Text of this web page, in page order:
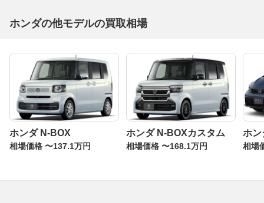
ホンダの他モデルの買取相場
ホンダ N-BOX
相場価格 〜137.1万円
ホンダ N-BOXカスタム
相場価格 〜168.1万円
ホン
相場